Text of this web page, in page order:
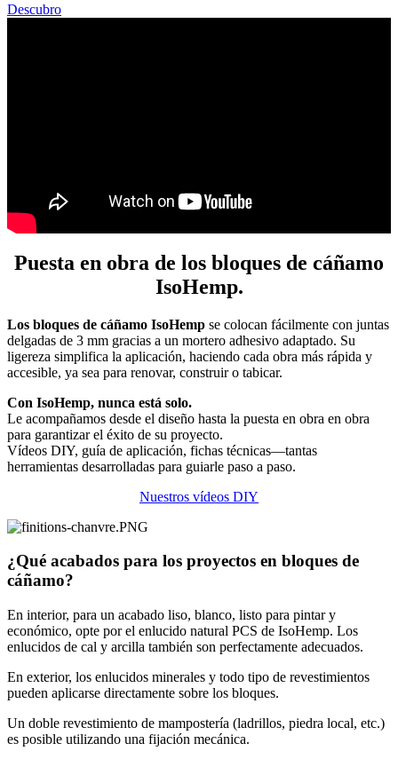
Descubro
Puesta en obra de los bloques de cáñamo
IsoHemp.
Los bloques de cáñamo IsoHemp se colocan fácilmente con juntas
delgadas de 3 mm gracias a un mortero adhesivo adaptado. Su
ligereza simplifica la aplicación, haciendo cada obra más rápida y
accesible, ya sea para renovar, construir o tabicar.
Con IsoHemp, nunca está solo.
Le acompañamos desde el diseño hasta la puesta en obra en obra
para garantizar el éxito de su proyecto.
Vídeos DIY, guía de aplicación, fichas técnicas—tantas
herramientas desarrolladas para guiarle paso a paso.
Nuestros vídeos DIY
¿Qué acabados para los proyectos en bloques de
cáñamo?
En interior, para un acabado liso, blanco, listo para pintar y
económico, opte por el enlucido natural PCS de IsoHemp. Los
enlucidos de cal y arcilla también son perfectamente adecuados.
En exterior, los enlucidos minerales y todo tipo de revestimientos
pueden aplicarse directamente sobre los bloques.
Un doble revestimiento de mampostería (ladrillos, piedra local, etc.)
es posible utilizando una fijación mecánica.